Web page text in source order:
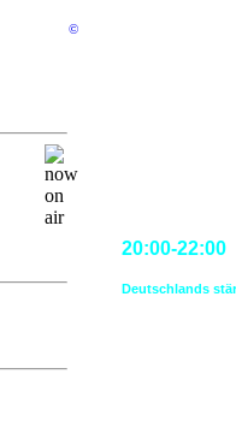
©
20:00-22:00
Deutschlands